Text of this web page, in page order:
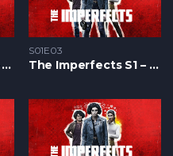
The Imperfects S1 – Epizoda 02
S01E03
The Imperfects S1 – Epizoda 03